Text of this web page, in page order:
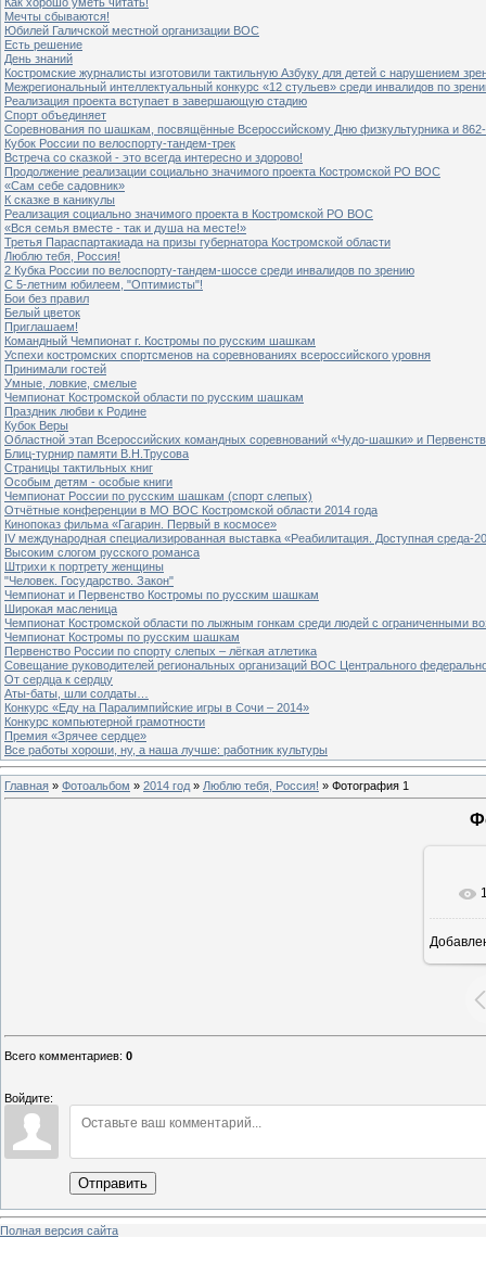
Мечты сбываются!
Юбилей Галичской местной организации ВОС
Есть решение
День знаний
Костромские журналисты изготовили тактильную Азбуку для детей с нарушением
Межрегиональный интеллектуальный конкурс «12 стульев» среди инвалидов по
Реализация проекта вступает в завершающую стадию
Спорт объединяет
Соревнования по шашкам, посвящённые Всероссийскому Дню физкультурника и
Кубок России по велоспорту-тандем-трек
Встреча со сказкой - это всегда интересно и здорово!
Продолжение реализации социально значимого проекта Костромской РО ВОС
«Сам себе садовник»
К сказке в каникулы
Реализация социально значимого проекта в Костромской РО ВОС
«Вся семья вместе - так и душа на месте!»
Третья Параспартакиада на призы губернатора Костромской области
Люблю тебя, Россия!
2 Кубка России по велоспорту-тандем-шоссе среди инвалидов по зрению
С 5-летним юбилеем, "Оптимисты"!
Бои без правил
Белый цветок
Приглашаем!
Командный Чемпионат г. Костромы по русским шашкам
Успехи костромских спортсменов на соревнованиях всероссийского уровня
Принимали гостей
Умные, ловкие, смелые
Чемпионат Костромской области по русским шашкам
Праздник любви к Родине
Кубок Веры
Областной этап Всероссийских командных соревнований «Чудо-шашки» и
Блиц-турнир памяти В.Н.Трусова
Страницы тактильных книг
Особым детям - особые книги
Чемпионат России по русским шашкам (спорт слепых)
Отчётные конференции в МО ВОС Костромской области 2014 года
Кинопоказ фильма «Гагарин. Первый в космосе»
IV международная специализированная выставка «Реабилитация. Доступная среда-
Высоким слогом русского романса
Штрихи к портрету женщины
"Человек. Государство. Закон"
Чемпионат и Первенство Костромы по русским шашкам
Широкая масленица
Чемпионат Костромской области по лыжным гонкам среди людей с ограниченными
Чемпионат Костромы по русским шашкам
Первенство России по спорту слепых – лёгкая атлетика
Совещание руководителей региональных организаций ВОС Центрального
От сердца к сердцу
Аты-баты, шли солдаты…
Конкурс «Еду на Паралимпийские игры в Сочи – 2014»
Конкурс компьютерной грамотности
Премия «Зрячее сердце»
Все работы хороши, ну, а наша лучше: работник культуры
Главная » Фотоальбом » 2014 год » Люблю тебя, Россия! » Фотография 1
Всего комментариев: 0
Войдите:
Отправить
Полная версия сайта